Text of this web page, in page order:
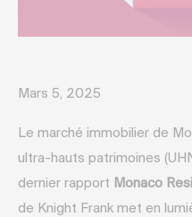
Mars 5, 2025
Le marché immobilier de
ultra-hauts patrimoines
dernier rapport Monaco
de Knight Frank met en